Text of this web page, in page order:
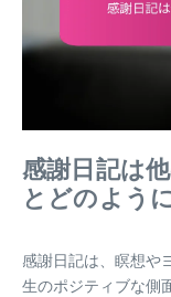
感謝日記は
とどのよう
感謝日記は、瞑想や
生のポジティブな側